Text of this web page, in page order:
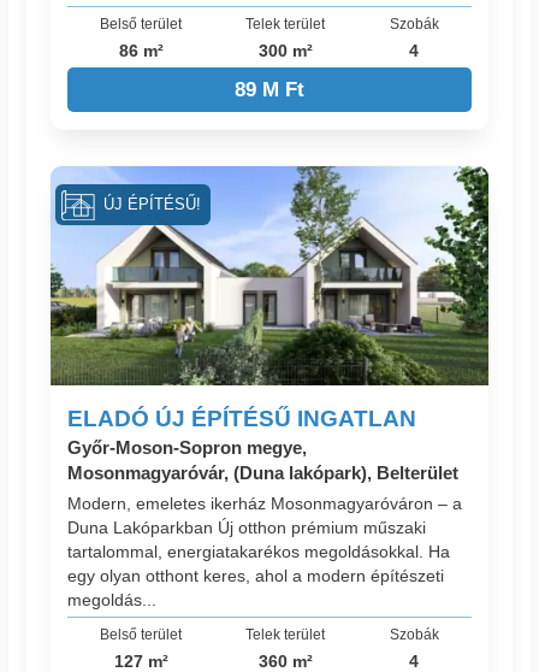
Belső terület
86 m²
Telek terület
300 m²
Szobák
4
89 M Ft
ELADÓ ÚJ ÉPÍTÉSŰ INGATLAN
Győr-Moson-Sopron megye,
Mosonmagyaróvár, (Duna lakópark), Belterület
Modern, emeletes ikerház Mosonmagyaróváron – a
Duna Lakóparkban Új otthon prémium műszaki
tartalommal, energiatakarékos megoldásokkal. Ha
egy olyan otthont keres, ahol a modern építészeti
megoldás...
Belső terület
127 m²
Telek terület
360 m²
Szobák
4
ÚJ ÉPÍTÉSŰ!